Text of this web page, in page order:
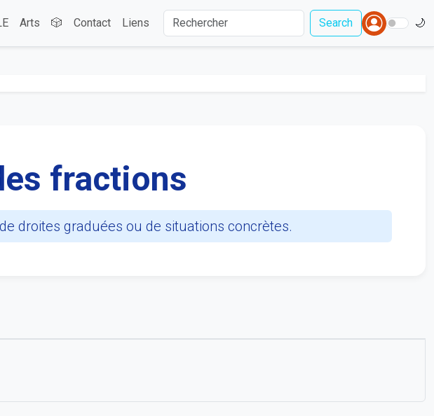
Arts 🎲 Contact Liens Search 🌙
fractions
droites graduées ou de situations concrètes.